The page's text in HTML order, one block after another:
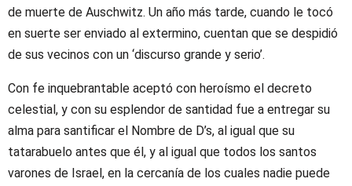
de muerte de Auschwitz. Un año más tarde, cuando le tocó
en suerte ser enviado al extermino, cuentan que se despidió
de sus vecinos con un ‘discurso grande y serio’.
Con fe inquebrantable aceptó con heroísmo el decreto
celestial, y con su esplendor de santidad fue a entregar su
alma para santificar el Nombre de D’s, al igual que su
tatarabuelo antes que él, y al igual que todos los santos
varones de Israel, en la cercanía de los cuales nadie puede